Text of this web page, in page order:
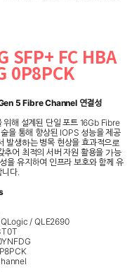
SFP+ FC HBA
0P8PCK
5 Fibre Channel 연결성
해 설계된 단일 포트 16Gb Fibre
통해 향상된 IOPS 성능을 제공
발생하는 병목 현상을 효과적으로
어 최적의 서버 자원 활용을 가능
을 유지하여 인프라 보호와 함께 유
다.
/ QLE2690